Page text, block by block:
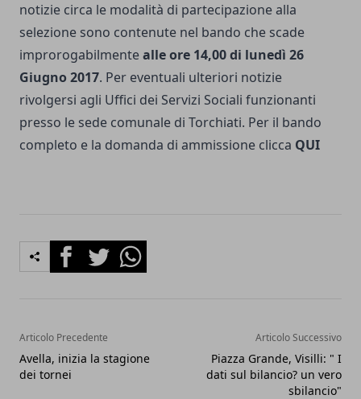
notizie circa le modalità di partecipazione alla
selezione sono contenute nel bando che scade
improrogabilmentealle ore 14,00 di lunedì 26
Giugno 2017. Per eventuali ulteriori notizie
rivolgersi agli Uffici dei Servizi Sociali funzionanti
presso le sede comunale di Torchiati. Per il bando
completo e la domanda di ammissione clicca QUI
FacebookTwitterWhatsapp
Articolo Precedente
Avella, inizia la stagione
dei tornei
Articolo Successivo
Piazza Grande, Visilli: " I
dati sul bilancio? un vero
sbilancio"